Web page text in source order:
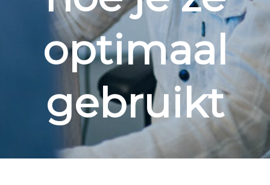
optimaal
gebruikt